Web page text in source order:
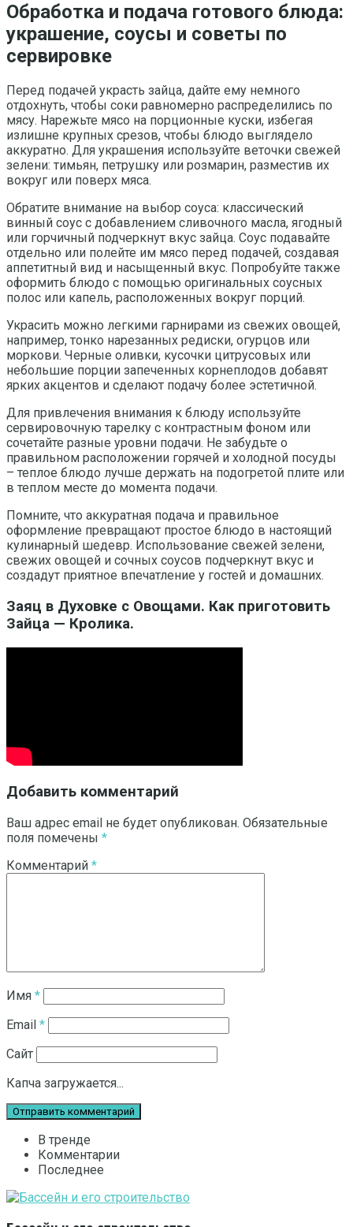
Обработка и подача готового блюда:
украшение, соусы и советы по
сервировке
Перед подачей украсть зайца, дайте ему немного
отдохнуть, чтобы соки равномерно распределились по
мясу. Нарежьте мясо на порционные куски, избегая
излишне крупных срезов, чтобы блюдо выглядело
аккуратно. Для украшения используйте веточки свежей
зелени: тимьян, петрушку или розмарин, разместив их
вокруг или поверх мяса.
Обратите внимание на выбор соуса: классический
винный соус с добавлением сливочного масла, ягодный
или горчичный подчеркнут вкус зайца. Соус подавайте
отдельно или полейте им мясо перед подачей, создавая
аппетитный вид и насыщенный вкус. Попробуйте также
оформить блюдо с помощью оригинальных соусных
полос или капель, расположенных вокруг порций.
Украсить можно легкими гарнирами из свежих овощей,
например, тонко нарезанных редиски, огурцов или
моркови. Черные оливки, кусочки цитрусовых или
небольшие порции запеченных корнеплодов добавят
ярких акцентов и сделают подачу более эстетичной.
Для привлечения внимания к блюду используйте
сервировочную тарелку с контрастным фоном или
сочетайте разные уровни подачи. Не забудьте о
правильном расположении горячей и холодной посуды
– теплое блюдо лучше держать на подогретой плите или
в теплом месте до момента подачи.
Помните, что аккуратная подача и правильное
оформление превращают простое блюдо в настоящий
кулинарный шедевр. Использование свежей зелени,
свежих овощей и сочных соусов подчеркнут вкус и
создадут приятное впечатление у гостей и домашних.
Заяц в Духовке с Овощами. Как приготовить
Зайца — Кролика.
Добавить комментарий
Ваш адрес email не будет опубликован. Обязательные
поля помечены *
Комментарий *
Имя *
Email *
Сайт
Капча загружается...
В тренде
Комментарии
Последнее